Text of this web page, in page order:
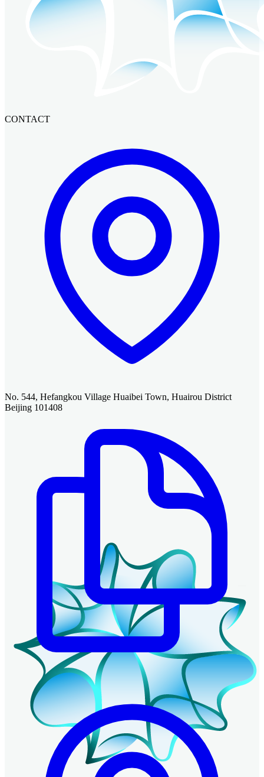
CONTACT
No. 544, Hefangkou Village Huaibei Town, Huairou District
Beijing 101408